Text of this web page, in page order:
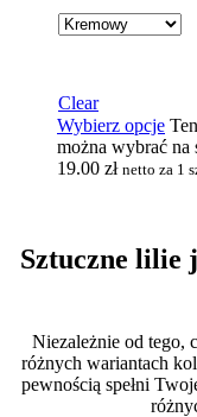
Clear
Wybierz opcje
można wybrać na
19.00 zł netto za 1
Sztuczne lilie
Niezależnie od tego,
różnych wariantach
pewnością spełni